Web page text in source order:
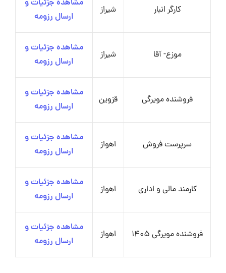
کارگر انبار شیراز
مشاهده جزئیات و
ارسال رزومه
موزع- آقا شیراز
مشاهده جزئیات و
ارسال رزومه
فروشنده مویرگی قزوین
مشاهده جزئیات و
ارسال رزومه
سرپرست فروش اهواز
مشاهده جزئیات و
ارسال رزومه
کارمند مالی و اداری اهواز
مشاهده جزئیات و
ارسال رزومه
فروشنده مویرگی 1405 اهواز
مشاهده جزئیات و
ارسال رزومه